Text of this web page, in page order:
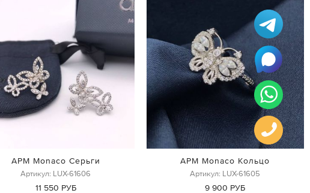
APM Monaco Серьги
Артикул: LUX-61606
11 550 РУБ
APM Monaco Кольцо
Артикул: LUX-61605
9 900 РУБ